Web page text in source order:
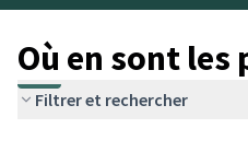
Où en sont les
Filtrer et rechercher